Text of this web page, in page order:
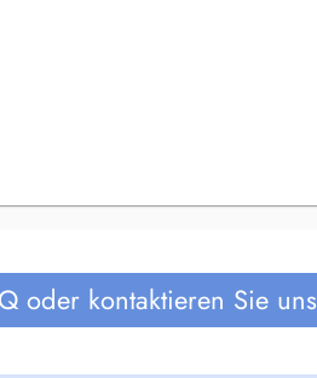
oder kontaktieren Sie uns